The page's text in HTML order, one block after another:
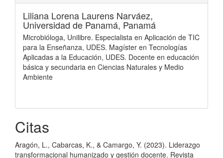
Liliana Lorena Laurens Narváez,
Universidad de Panamá, Panamá
Microbióloga, Unilibre. Especialista en Aplicación de TIC
para la Enseñanza, UDES. Magíster en Tecnologías
Aplicadas a la Educación, UDES. Docente en educación
básica y secundaria en Ciencias Naturales y Medio
Ambiente
Citas
Aragón, L., Cabarcas, K., & Camargo, Y. (2023). Liderazgo
transformacional humanizado y gestión docente. Revista